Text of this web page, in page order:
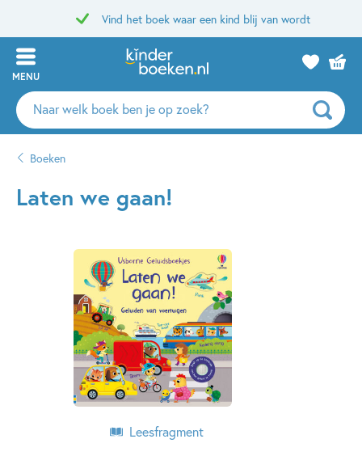
Vind het boek waar een kind blij van wordt
MENU
Zoeken
naar
auteurs
uitgevers
Boeken
Laten we gaan!
Leesfragment